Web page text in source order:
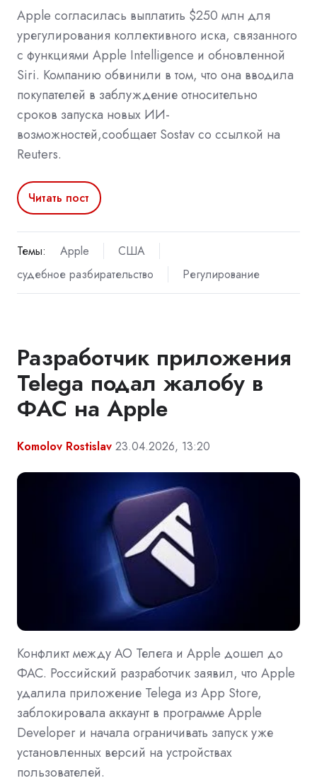
Apple согласилась выплатить $250 млн для
урегулирования коллективного иска, связанного
с функциями Apple Intelligence и обновленной
Siri. Компанию обвинили в том, что она вводила
покупателей в заблуждение относительно
сроков запуска новых ИИ-
возможностей,сообщает Sostav со ссылкой на
Reuters.
Читать пост
Темы: Apple
США
судебное разбирательство
Регулирование
Разработчик приложения
Telega подал жалобу в
ФАС на Apple
Komolov Rostislav 23.04.2026, 13:20
Конфликт между АО Телега и Apple дошел до
ФАС. Российский разработчик заявил, что Apple
удалила приложение Telega из App Store,
заблокировала аккаунт в программе Apple
Developer и начала ограничивать запуск уже
установленных версий на устройствах
пользователей.